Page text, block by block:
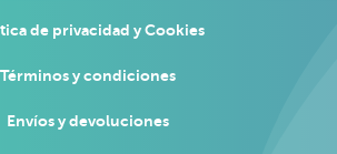
de privacidad y Cookies
Términos y condiciones
Envíos y devoluciones